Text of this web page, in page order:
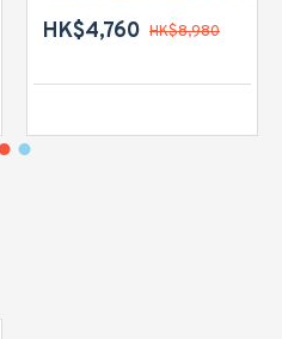
HK$4,760 HK$8,980